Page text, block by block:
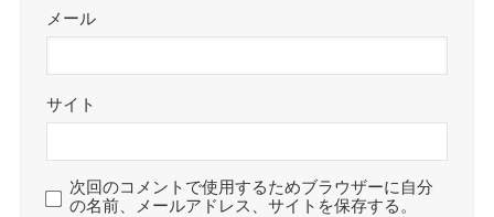
メール
サイト
次回のコメントで使用するためブラウザーに自分
の名前、メールアドレス、サイトを保存する。